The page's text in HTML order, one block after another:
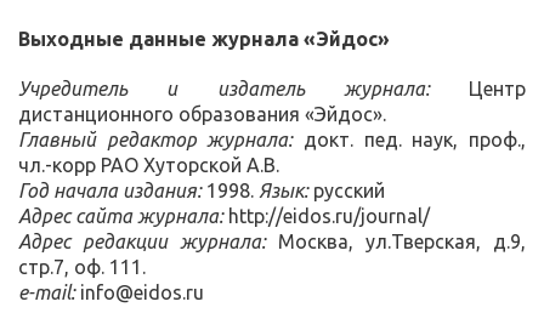
Выходные данные журнала «Эйдос»
Учредитель и издатель журнала:Центр
дистанционного образования «Эйдос».
Главный редактор журнала:докт. пед. наук, проф.,
чл.-корр РАО Хуторской А.В.
Год начала издания:1998. Язык: русский
Адрес сайта журнала: http://eidos.ru/journal/
Адрес редакции журнала:Москва, ул.Тверская, д.9,
стр.7, оф. 111.
e-mail:info@eidos.ru